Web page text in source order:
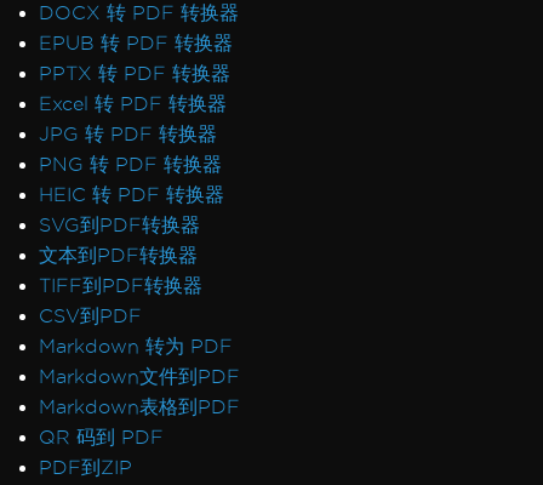
Headers/Footers and Page Breaks
MaxHeight in Headers and Footers
Chunked Headers and Footers
Header and Content Misalignment
Default Placeholders
Table Headers
Rectangle Positioning
Resize, Extend, Transform
PDF Differs from Chrome Print Preview
IronPdf.UpdatedChrome Rendering
PDF/UA Renders Gray Background
IronPDF - _blank hyperlinks in a PDF open
in same browser tab
Print From Network Printer
Unhandled case for AdaptiveRenderEngine
AccessViolationException After InsertPdf
DOCX 转 PDF 转换器
EPUB 转 PDF 转换器
PPTX 转 PDF 转换器
Excel 转 PDF 转换器
JPG 转 PDF 转换器
PNG 转 PDF 转换器
HEIC 转 PDF 转换器
SVG到PDF转换器
文本到PDF转换器
TIFF到PDF转换器
CSV到PDF
Markdown 转为 PDF
Markdown文件到PDF
Markdown表格到PDF
QR 码到 PDF
PDF到ZIP